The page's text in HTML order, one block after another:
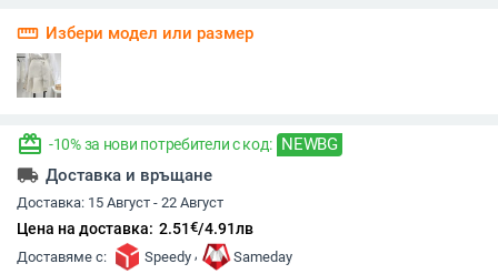
straighten Избери модел или размер
redeem -10% за нови потребители с код: NEWBG
local_shipping Доставка и връщане
Доставка: 15 Август - 22 Август
Цена на доставка: 2.51€/4.91лв
Доставяме с: Speedy ,
Sameday